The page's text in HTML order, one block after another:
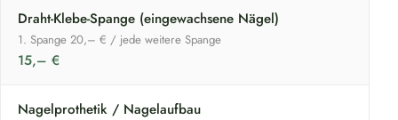
Draht-Klebe-Spange (eingewachsene Nägel)
1. Spange 20,– € / jede weitere Spange
15,– €
Nagelprothetik / Nagelaufbau